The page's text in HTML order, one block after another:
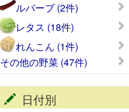
ルバーブ (2件)
レタス (18件)
れんこん (1件)
その他の野菜 (47件)
日付別